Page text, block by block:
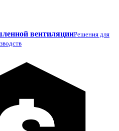
вентиляцииРешения для